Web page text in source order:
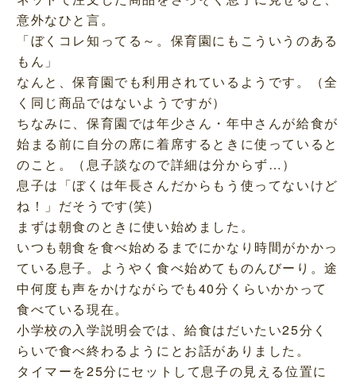
意外なひと言。
「ぼくコレ知ってる～。保育園にもこういうのある
もん」
なんと、保育園でも利用されているようです。（全
く同じ商品ではないようですが）
ちなみに、保育園では年少さん・年中さんが給食が
始まる前に自分の席に着席するときに使っていると
のこと。（息子談なので詳細は分からず…）
息子は「ぼくは年長さんだからもう使ってないけど
ね！」だそうです(笑)
まずは朝食のときに使い始めました。
いつも朝食を食べ始めるまでにかなり時間がかかっ
ている息子。ようやく食べ始めてものんびーり。途
中何度も声をかけながらでも40分くらいかかって
食べている現在。
小学校の入学説明会では、給食はだいたい25分く
らいで食べ終わるようにとお話がありました。
タイマーを25分にセットして息子の見える位置に